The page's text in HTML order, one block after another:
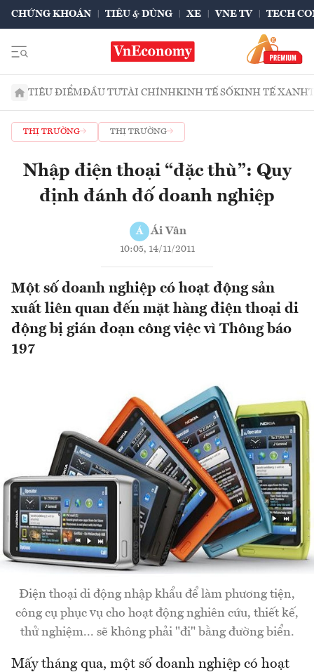
CHỨNG KHOÁN TIÊU & DÙNG XE VNE TV TECH
TIÊU ĐIỂMĐẦU TƯTÀI CHÍNHKINH TẾ SỐKINH TẾ XANH
THỊ TRƯỜNG THỊ TRƯỜNG
Nhập điện thoại “đặc thù”: Quy
định đánh đố doanh nghiệp
Á Ái Vân
10:05, 14/11/2011
Một số doanh nghiệp có hoạt động sản
xuất liên quan đến mặt hàng điện thoại di
động bị gián đoạn công việc vì Thông báo
197
Điện thoại di động nhập khẩu để làm phương tiện,
công cụ phục vụ cho hoạt động nghiên cứu, thiết kế,
thử nghiệm... sẽ không phải "đi" bằng đường biển.
Mấy tháng qua, một số doanh nghiệp có hoạt